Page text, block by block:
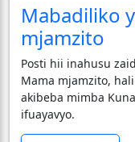
Mabadiliko
mjamzito
Posti hii inahusu
Mama mjamzito,
akibeba mimba
ifuayavyo.